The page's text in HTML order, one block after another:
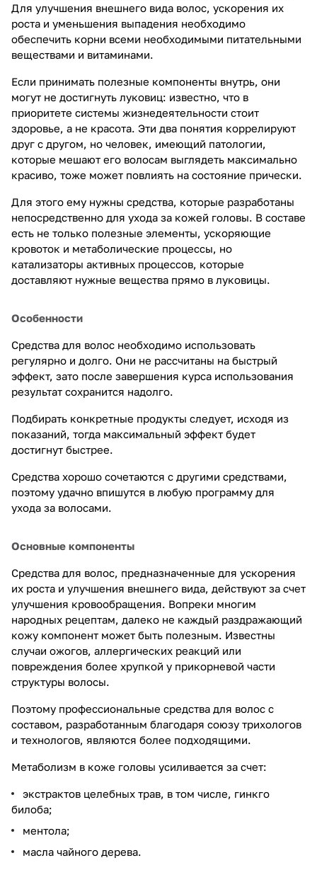
Для улучшения внешнего вида волос, ускорения их
роста и уменьшения выпадения необходимо
обеспечить корни всеми необходимыми питательными
веществами и витаминами.
Если принимать полезные компоненты внутрь, они
могут не достигнуть луковиц: известно, что в
приоритете системы жизнедеятельности стоит
здоровье, а не красота. Эти два понятия коррелируют
друг с другом, но человек, имеющий патологии,
которые мешают его волосам выглядеть максимально
красиво, тоже может повлиять на состояние прически.
Для этого ему нужны средства, которые разработаны
непосредственно для ухода за кожей головы. В составе
есть не только полезные элементы, ускоряющие
кровоток и метаболические процессы, но
катализаторы активных процессов, которые
доставляют нужные вещества прямо в луковицы.
Особенности
Средства для волос необходимо использовать
регулярно и долго. Они не рассчитаны на быстрый
эффект, зато после завершения курса использования
результат сохранится надолго.
Подбирать конкретные продукты следует, исходя из
показаний, тогда максимальный эффект будет
достигнут быстрее.
Средства хорошо сочетаются с другими средствами,
поэтому удачно впишутся в любую программу для
ухода за волосами.
Основные компоненты
Средства для волос, предназначенные для ускорения
их роста и улучшения внешнего вида, действуют за счет
улучшения кровообращения. Вопреки многим
народных рецептам, далеко не каждый раздражающий
кожу компонент может быть полезным. Известны
случаи ожогов, аллергических реакций или
повреждения более хрупкой у прикорневой части
структуры волосы.
Поэтому профессиональные средства для волос с
составом, разработанным благодаря союзу трихологов
и технологов, являются более подходящими.
Метаболизм в коже головы усиливается за счет:
экстрактов целебных трав, в том числе, гинкго
билоба;
ментола;
масла чайного дерева.